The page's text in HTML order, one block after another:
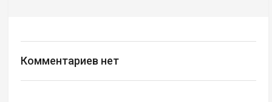
Комментариев нет